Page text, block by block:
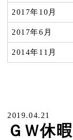
2017年10月
2017年6月
2014年11月
2019.04.21
ＧＷ休